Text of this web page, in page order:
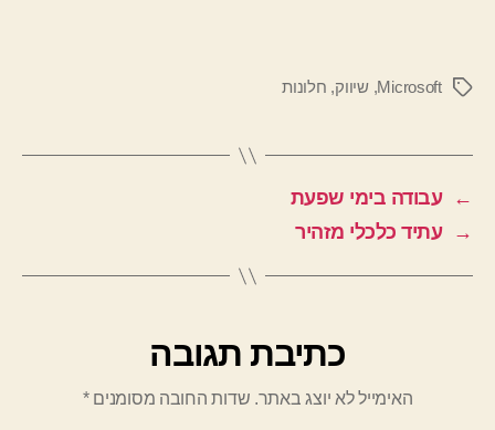
תגיותMicrosoft
,שיווק, חלונות
←
עבודה בימי שפעת
→
עתיד כלכלי מזהיר
כתיבת תגובה
האימייל לא יוצג באתר. שדות החובה מסומנים*